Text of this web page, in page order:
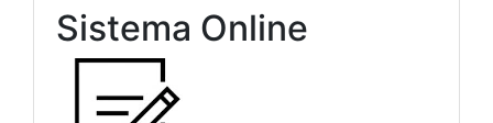
Sistema Online